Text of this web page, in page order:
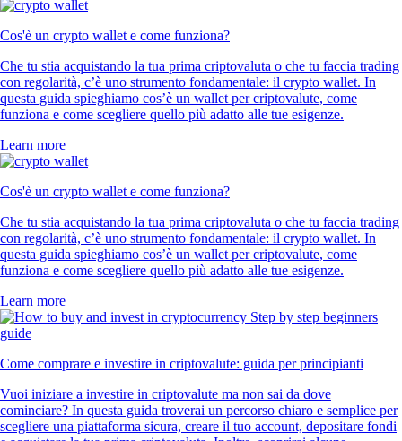
Cos'è un crypto wallet e come funziona?
Che tu stia acquistando la tua prima criptovaluta o che tu faccia trading
con regolarità, c’è uno strumento fondamentale: il crypto wallet. In
questa guida spieghiamo cos’è un wallet per criptovalute, come
funziona e come scegliere quello più adatto alle tue esigenze.
Learn more
Cos'è un crypto wallet e come funziona?
Che tu stia acquistando la tua prima criptovaluta o che tu faccia trading
con regolarità, c’è uno strumento fondamentale: il crypto wallet. In
questa guida spieghiamo cos’è un wallet per criptovalute, come
funziona e come scegliere quello più adatto alle tue esigenze.
Learn more
Come comprare e investire in criptovalute: guida per principianti
Vuoi iniziare a investire in criptovalute ma non sai da dove
cominciare? In questa guida troverai un percorso chiaro e semplice per
scegliere una piattaforma sicura, creare il tuo account, depositare fondi